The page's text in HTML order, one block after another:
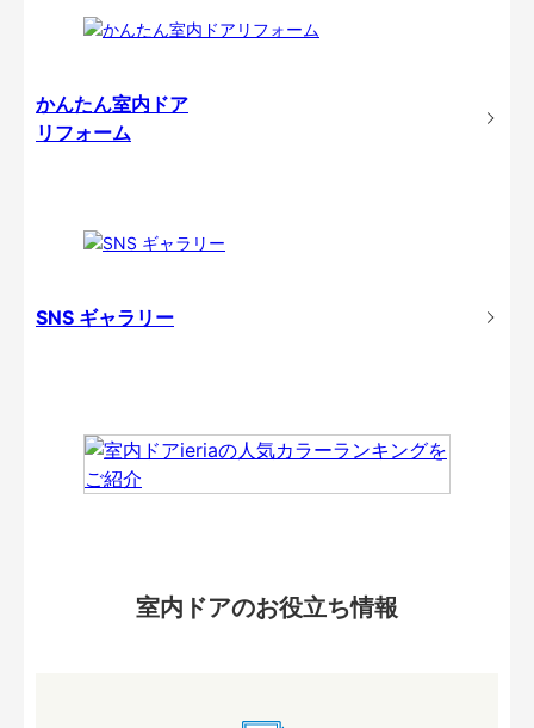
かんたん室内ドア
リフォーム
SNS ギャラリー
室内ドアのお役立ち情報